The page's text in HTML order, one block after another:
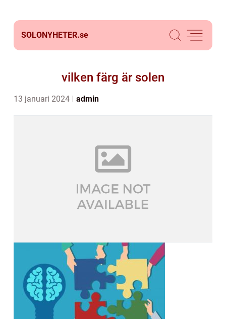
SOLONYHETER.se
vilken färg är solen
13 januari 2024 admin